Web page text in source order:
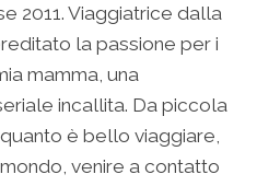
2011. Viaggiatrice dalla
la passione per i
mamma, una
incallita. Da piccola
è bello viaggiare,
venire a contatto